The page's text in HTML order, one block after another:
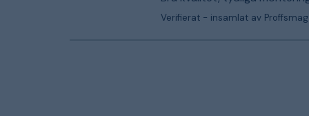
Verifierat - insamlat av